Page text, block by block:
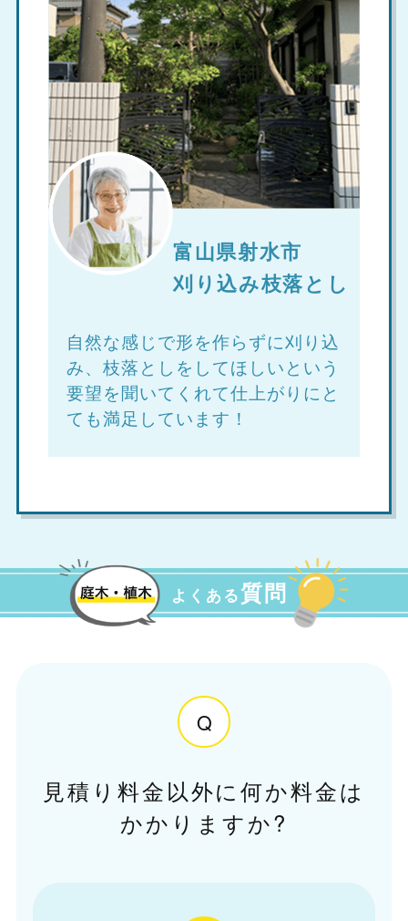
富山県射水市
刈り込み枝落とし
自然な感じで形を作らずに刈り込
み、枝落としをしてほしいという
要望を聞いてくれて仕上がりにと
ても満足しています！
よくある質問
Q
見積り料金以外に何か料金は
かかりますか?